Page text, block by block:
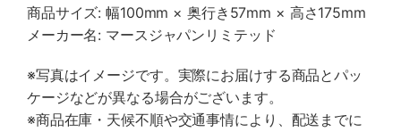
商品サイズ: 幅100mm × 奥行き57mm × 高さ175mm
メーカー名: マースジャパンリミテッド
※写真はイメージです。実際にお届けする商品とパッ
ケージなどが異なる場合がございます。
※商品在庫・天候不順や交通事情により、配送までに